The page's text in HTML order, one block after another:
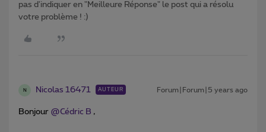
pas d'indiquer en "Meilleure Réponse" le post qui a résolu
votre problème ! :)
N Nicolas 16471 AUTEUR Forum|Forum|5 years ago
Bonjour @Cédric B ,